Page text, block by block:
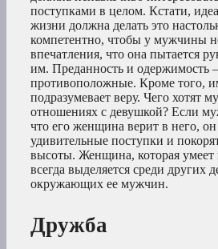
поступками в целом. Кстати,
жизни должна делать это
компетентно, чтобы у мужчины
впечатления, что она пытается
им. Преданность и одержимость
противоположные. Кроме того,
подразумевает веру. Чего хотят
отношениях с девушкой? Если
что его женщина верит в него,
удивительные поступки и
высоты. Женщина, которая умеет
всегда выделяется среди других
окружающих ее мужчин.
Дружба